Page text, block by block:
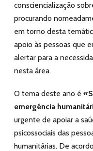
consciencialização
procurando
em torno desta
apoio às pessoas que
alertar para a
nesta área.
O tema deste ano é
emergência
urgente de apoiar a
psicossociais das
humanitárias. De